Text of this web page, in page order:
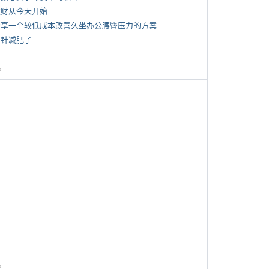
从今天开始
一个较低成本改善久坐办公腰臀压力的方案
减肥了